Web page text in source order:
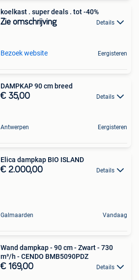
koelkast . super deals . tot -40%
Zie omschrijving Details
Bezoek website Eergisteren
DAMPKAP 90 cm breed
€ 35,00 Details
Antwerpen Eergisteren
Elica dampkap BIO ISLAND
€ 2.000,00 Details
Galmaarden Vandaag
Wand dampkap - 90 cm - Zwart - 730
m³/h - CENDO BMB5090PDZ
€ 169,00 Details